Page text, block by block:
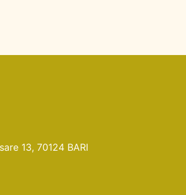
13, 70124 BARI